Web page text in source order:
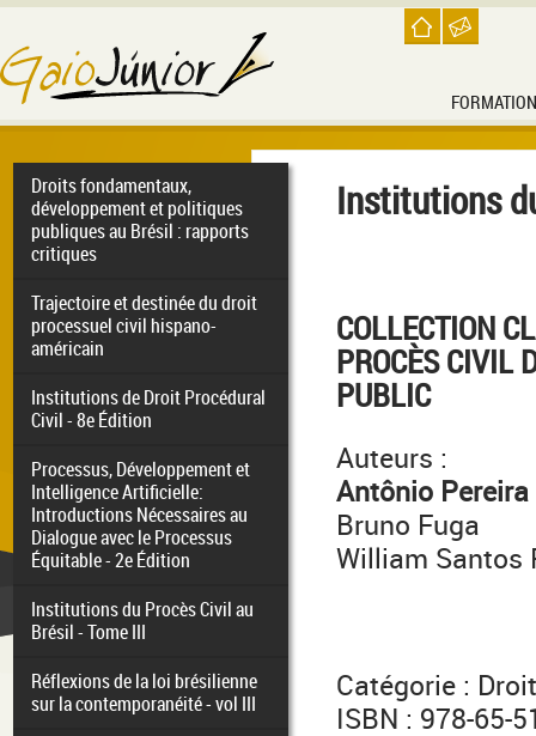
FORMATION
Droits fondamentaux,
développement et politiques
publiques au Brésil : rapports
critiques
Trajectoire et destinée du droit
processuel civil hispano-
américain
Institutions de Droit Procédural
Civil - 8e Édition
Processus, Développement et
Intelligence Artificielle:
Introductions Nécessaires au
Dialogue avec le Processus
Équitable - 2e Édition
Institutions du Procès Civil au
Brésil - Tome III
Réflexions de la loi brésilienne
sur la contemporanéité - vol III
Institutions
COLLECTION
PROCÈS CIVIL
PUBLIC
Auteurs :
Antônio
Bruno Fuga
William Santos
Catégorie :
ISBN : 978-65-